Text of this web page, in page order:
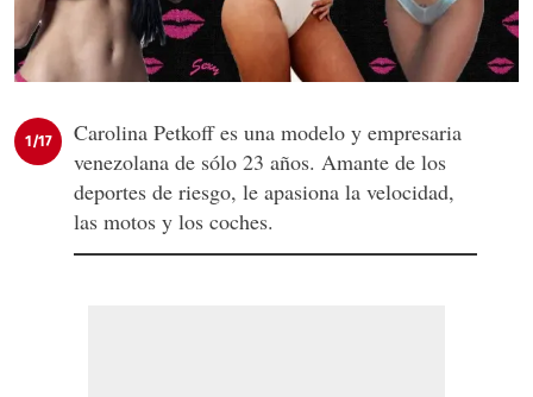
1/17
Carolina Petkoff es una modelo y empresaria
venezolana de sólo 23 años. Amante de los
deportes de riesgo, le apasiona la velocidad,
las motos y los coches.